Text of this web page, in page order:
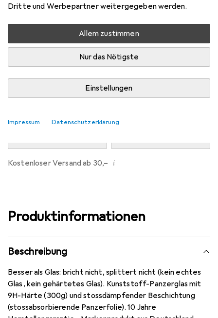
Dritte und Werbepartner weitergegeben werden.
Allem zustimmen
Nur das Nötigste
Einstellungen
Impressum Datenschutzerklärung
Mi, 12.8. geliefert
Mehr als 10 Stück an Lager beim Drittanbieter
Lieferort angeben für genaue Lieferzeit
Kostenloser Versand ab 30,– i
Produktinformationen
Beschreibung
Besser als Glas: bricht nicht, splittert nicht (kein echtes
Glas, kein gehärtetes Glas). Kunststoff-Panzerglas mit
9H-Härte (300g) und stossdämpfender Beschichtung
(stossabsorbierende Panzerfolie). 10 Jahre